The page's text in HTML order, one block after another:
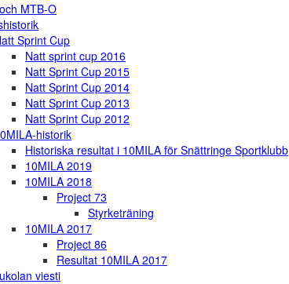
MTB-O
Sprint Cup
Natt sprint cup 2016
Natt Sprint Cup 2015
Natt Sprint Cup 2014
Natt Sprint Cup 2013
Natt Sprint Cup 2012
historik
Historiska resultat i 10MILA för Snättringe Sportklubb
10MILA 2019
10MILA 2018
Project 73
Styrketräning
10MILA 2017
Project 86
Resultat 10MILA 2017
viesti